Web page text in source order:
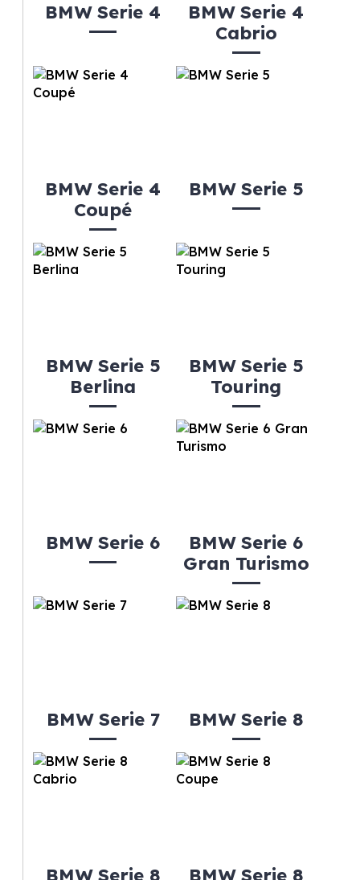
BMW Serie 4
BMW Serie 4
Cabrio
BMW Serie 4
Coupé
BMW Serie 5
BMW Serie 5
Berlina
BMW Serie 5
Touring
BMW Serie 6
BMW Serie 6
Gran Turismo
BMW Serie 7 BMW Serie 8
BMW Serie 8 BMW Serie 8